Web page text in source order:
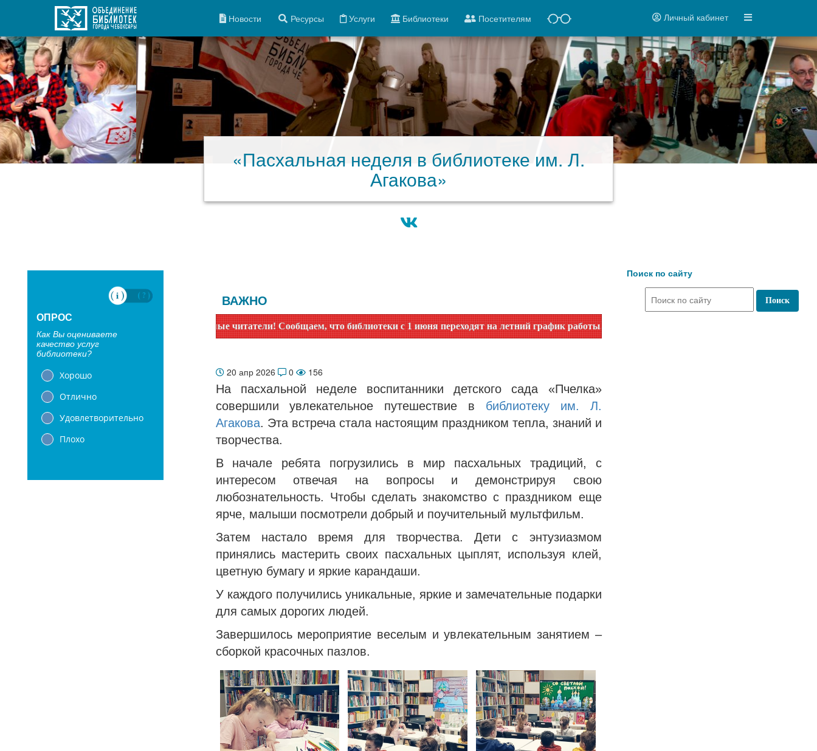
Новости Ресурсы Услуги Библиотеки Посетителям Личный кабинет
«Пасхальная неделя в библиотеке им. Л.
Агакова»
ОПРОС
Как Вы оцениваете
качество услуг
библиотеки?
Хорошо
Отлично
Удовлетворительно
Плохо
ВАЖНО
Уважаемые читатели! Сообщаем, что библиотеки с 1 июня переходят на летний график работы. Уточняйте время работы по номеру телефона или на
20 апр 2026 0 156
На пасхальной неделе воспитанники детского сада «Пчелка»
совершили увлекательное путешествие в библиотеку им. Л.
Агакова. Эта встреча стала настоящим праздником тепла, знаний и
творчества.
В начале ребята погрузились в мир пасхальных традиций, с
интересом отвечая на вопросы и демонстрируя свою
любознательность. Чтобы сделать знакомство с праздником еще
ярче, малыши посмотрели добрый и поучительный мультфильм.
Затем настало время для творчества. Дети с энтузиазмом
принялись мастерить своих пасхальных цыплят, используя клей,
цветную бумагу и яркие карандаши.
У каждого получились уникальные, яркие и замечательные подарки
для самых дорогих людей.
Завершилось мероприятие веселым и увлекательным занятием –
сборкой красочных пазлов.
Поиск по сайту